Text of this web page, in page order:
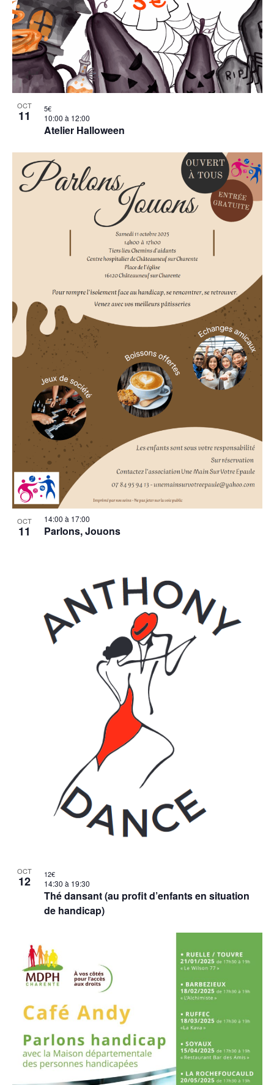
OCT
11
Atelier Halloween
10:00 à 12:00
5€
OCT
11 Parlons, Jouons
14:00 à 17:00
OCT
12
Thé dansant (au profit d’enfants en situation
de handicap)
14:30 à 19:30
12€